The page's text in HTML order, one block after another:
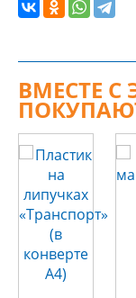
ВМЕСТЕ